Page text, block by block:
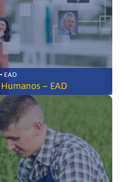
EAD
– EAD